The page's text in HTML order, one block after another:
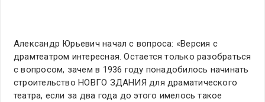
Александр Юрьевич начал с вопроса: «Версия с
драмтеатром интересная. Остается только разобраться
с вопросом, зачем в 1936 году понадобилось начинать
строительство НОВГО ЗДАНИЯ для драматического
театра, если за два года до этого имелось такое